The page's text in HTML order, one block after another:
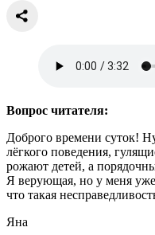
Вопрос читателя:
Доброго времени суток!
лёгкого поведения,
рожают детей, а
Я верующая, но у меня уже
что такая
Яна